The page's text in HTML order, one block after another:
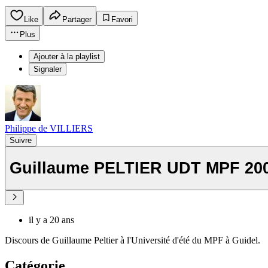
Like Partager
Favori
Plus
Ajouter à la playlist
Signaler
Philippe de VILLIERS
Suivre
Guillaume PELTIER UDT MPF
il y a 20 ans
Discours de Guillaume Peltier à l'Université d'été du MPF à Guidel.